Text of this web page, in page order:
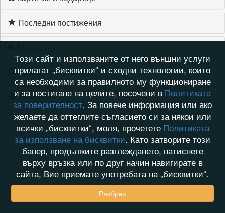
Последни постижения
Хронология на игри
Активност
Този сайт и използваните от него външни услуги
прилагат „бисквитки“ и сходни технологии, които
са необходими за правилното му функциониране
и за постигане на целите, посочени в Политиката
за поверителност. За повече информация или ако
желаете да оттеглите съгласието си за някои или
всички „бисквитки“, моля, прочетете Политиката
за използване на бисквитки. Като затворите този
банер, продължите разглеждането, натиснете
върху връзка или по друг начин навигирате в
сайта, Вие приемате употребата на „бисквитки“.
Разбрах